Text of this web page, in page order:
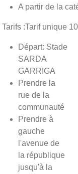
A partir de la
Tarifs :Tarif unique
Départ: Stade
SARDA
GARRIGA
Prendre la
rue de la
communauté
Prendre à
gauche
l'avenue de
la république
jusqu'à la